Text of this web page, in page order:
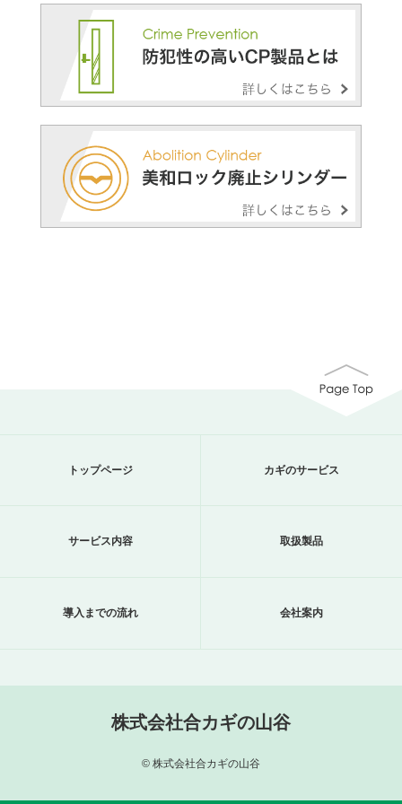
トップページ カギのサービス
サービス内容 取扱製品
導入までの流れ 会社案内
株式会社合カギの山谷
© 株式会社合カギの山谷